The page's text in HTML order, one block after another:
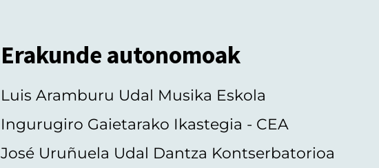
Erakunde autonomoak
Luis Aramburu Udal Musika Eskola
Ingurugiro Gaietarako Ikastegia - CEA
José Uruñuela Udal Dantza Kontserbatorioa